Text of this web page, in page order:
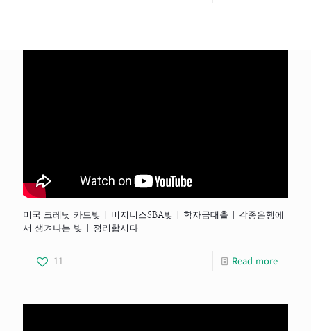
미국 크레딧 카드빚 | 비지니스SBA빚 | 학자금대출 | 각종은행에
서 생겨나는 빚 | 정리합시다
11 Read more